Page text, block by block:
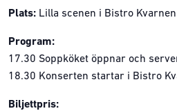
Plats: Lilla scenen i Bistro Kvarnen
Program:
17.30 Soppköket öppnar och
18.30 Konserten startar i Bistro
Biljettpris: